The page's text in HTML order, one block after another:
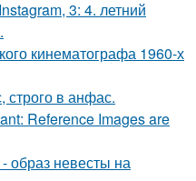
3: 4. летний
кинематографа 1960-х
в анфас.
Reference Images are
образ невесты на